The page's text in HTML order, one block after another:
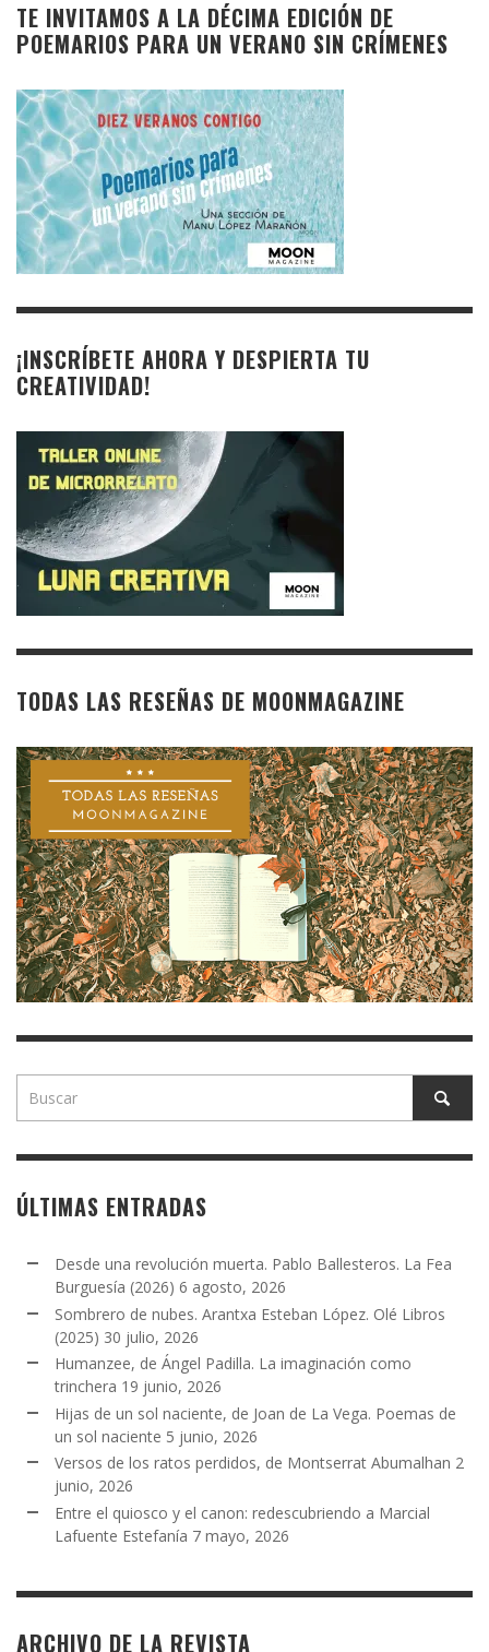
TE INVITAMOS A LA DÉCIMA EDICIÓN DE
POEMARIOS PARA UN VERANO SIN CRÍMENES
¡INSCRÍBETE AHORA Y DESPIERTA TU
CREATIVIDAD!
TODAS LAS RESEÑAS DE MOONMAGAZINE
ÚLTIMAS ENTRADAS
Desde una revolución muerta. Pablo Ballesteros. La Fea
Burguesía (2026) 6 agosto, 2026
Sombrero de nubes. Arantxa Esteban López. Olé Libros
(2025) 30 julio, 2026
Humanzee, de Ángel Padilla. La imaginación como
trinchera 19 junio, 2026
Hijas de un sol naciente, de Joan de La Vega. Poemas de
un sol naciente 5 junio, 2026
Versos de los ratos perdidos, de Montserrat Abumalhan 2
junio, 2026
Entre el quiosco y el canon: redescubriendo a Marcial
Lafuente Estefanía 7 mayo, 2026
ARCHIVO DE LA REVISTA